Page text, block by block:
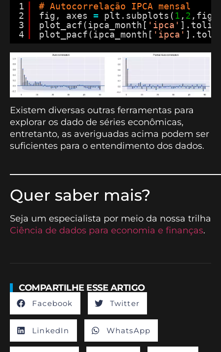
1
2
3
4
# Autocorrelação IPCA mensal
fig, axes = plt.subplots( 1 , 2
plot_acf(ipca_month[ 'ipca'
plot_pacf(ipca_month[ 'ipca'
Existem diversas outras ferramentas para
explorar os dado de séries econômicas,
entretanto, as averiguadas acima podem ser
suficientes para o entendimento dos dados.
Quer saber mais?
Seja um especialista por meio da nossa trilha
Ciência de dados para economia e finanças.
COMPARTILHE ESSE ARTIGO
Facebook Twitter
LinkedIn WhatsApp